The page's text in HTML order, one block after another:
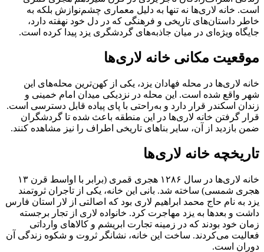
است. خانه لاری‌ها نه تنها به دلیل معماری چشم‌نوازش بلکه به
خاطر داستان‌های تاریخی و فرهنگی که در دل خود نهفته دارد،
جایگاه ویژه‌ای در میان جاذبه‌های گردشگری یزد پیدا کرده است.
موقعیت مکانی خانه لاری‌ها
خانه لاری‌ها در محله فهادان یزد، یکی از کهن‌ترین محله‌های این
شهر واقع شده است. این محله در نزدیکی میدان امام خمینی و
زندان اسکندر قرار دارد و به‌راحتی با پای پیاده قابل دسترسی است.
قرار گرفتن خانه لاری‌ها در این منطقه باعث شده تا گردشگران
ضمن بازدید از آن، سایر بناهای تاریخی اطراف را نیز مشاهده کنند.
تاریخچه خانه لاری‌ها
خانه لاری‌ها در سال ۱۲۸۶ هجری قمری (برابر با اواسط قرن ۱۳
هجری شمسی) ساخته شد. بانی این خانه، یکی از تاجران ثروتمند
یزد به نام حاج محمد ابراهیم لاری بود که اصالتی از لار استان فارس
داشت و بعدها به یزد مهاجرت کرد. خانواده لاری از تجار برجسته
زمان خود بودند که در زمینه تجارت ابریشم و کالاهای وارداتی
فعالیت می‌کردند. ساخت این خانه، نشانگر ثروت و شکوه زندگی آن
دوران است.